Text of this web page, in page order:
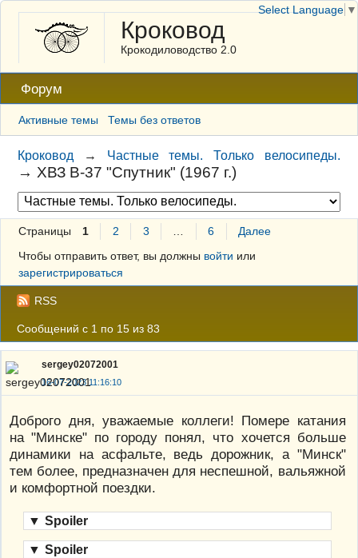
Кроковод
Крокодиловодство 2.0
Форум
Активные темы Темы без ответов
Кроковод → Частные темы. Только велосипеды.
→ ХВЗ В-37 "Спутник" (1967 г.)
Страницы 1 2 3 6
Далее
Чтобы отправить ответ, вы должны войти или
зарегистрироваться
RSS
Сообщений с 1 по 15 из 83
sergey02072001
16-07-2023 11:16:10
Доброго дня, уважаемые коллеги! Помере катания
на "Минске" по городу понял, что хочется больше
динамики на асфальте, ведь дорожник, а "Минск"
тем более, предназначен для неспешной, вальяжной
и комфортной поездки.
▼ Spoiler
▼ Spoiler
Select Language ▼